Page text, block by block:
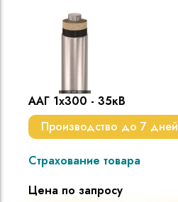
ААГ 1х300 - 35кВ
Производство до 7 дней
Страхование товара
Цена по запросу